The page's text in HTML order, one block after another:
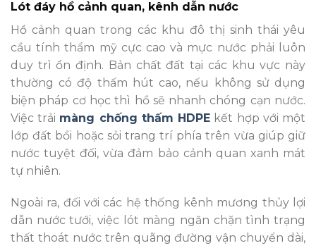
Lót đáy hồ cảnh quan, kênh dẫn nước
Hồ cảnh quan trong các khu đô thị sinh thái yêu
cầu tính thẩm mỹ cực cao và mực nước phải luôn
duy trì ổn định. Bản chất đất tại các khu vực này
thường có độ thấm hút cao, nếu không sử dụng
biện pháp cơ học thì hồ sẽ nhanh chóng cạn nước.
Việc trải màng chống thấm HDPE kết hợp với một
lớp đất bồi hoặc sỏi trang trí phía trên vừa giúp giữ
nước tuyệt đối, vừa đảm bảo cảnh quan xanh mát
tự nhiên.
Ngoài ra, đối với các hệ thống kênh mương thủy lợi
dẫn nước tưới, việc lót màng ngăn chặn tình trạng
thất thoát nước trên quãng đường vận chuyển dài,